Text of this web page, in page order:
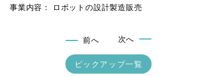
事業内容： ロボットの設計製造販売
前へ
ピックアップ一覧
次へ